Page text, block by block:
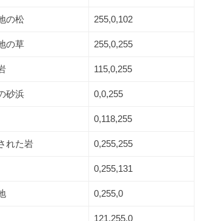
の松 255,0,102
の草 255,0,255
115,0,255
砂浜 0,0,255
0,118,255
れた岩 0,255,255
0,255,131
0,255,0
121,255,0